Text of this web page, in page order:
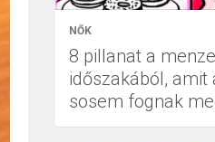
NŐK
8 pillanat a
időszakából, amit
sosem fognak